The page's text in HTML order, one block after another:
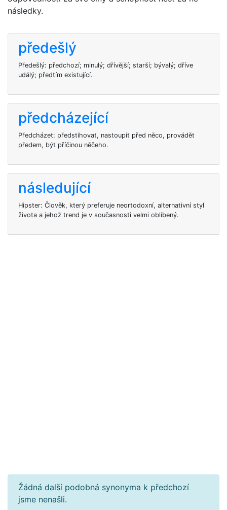
následky.
předešlý
Předešlý: předchozí; minulý; dřívější; starší; bývalý; dříve
událý; předtím existující.
předcházející
Předcházet: předstihovat, nastoupit před něco, provádět
předem, být příčinou něčeho.
následující
Hipster: Člověk, který preferuje neortodoxní, alternativní styl
života a jehož trend je v současnosti velmi oblíbený.
Žádná další podobná synonyma k předchozí
jsme nenašli.